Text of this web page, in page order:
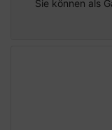
Sie können als